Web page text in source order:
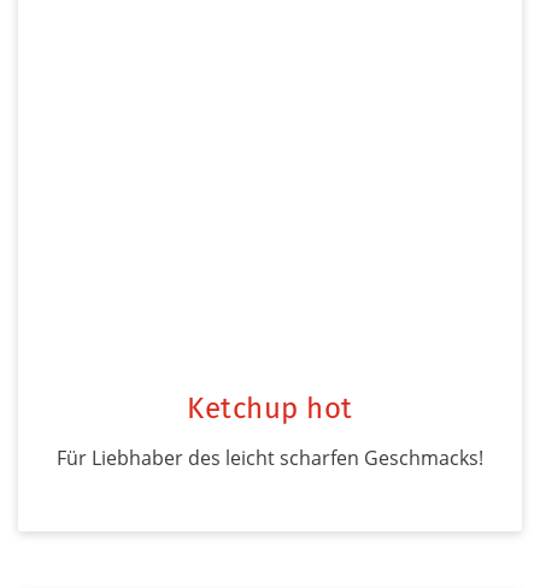
Ketchup hot
Für Liebhaber des leicht scharfen Geschmacks!